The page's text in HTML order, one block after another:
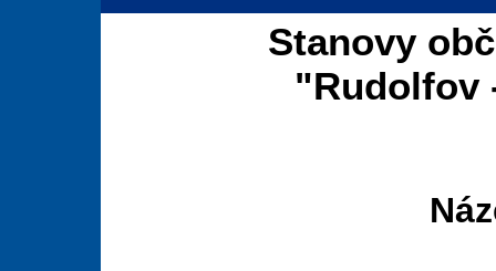
Stanovy
"Rudolfov